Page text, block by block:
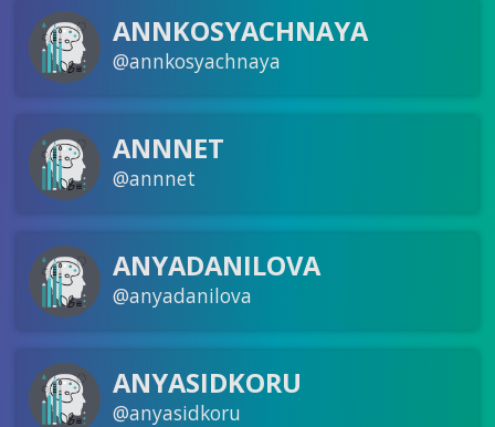
ANNKOSYACHNAYA
@annkosyachnaya
ANNNET
@annnet
ANYADANILOVA
@anyadanilova
ANYASIDKORU
@anyasidkoru